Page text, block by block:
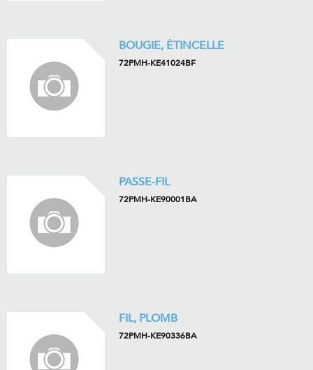
BOUGIE, ÉTINCELLE
72PMH-KE41024BF
PASSE-FIL
72PMH-KE90001BA
FIL, PLOMB
72PMH-KE90336BA